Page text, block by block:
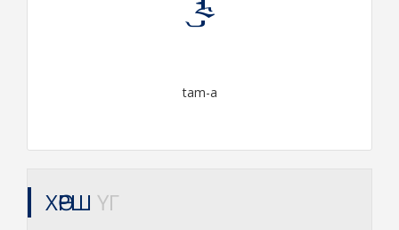
ᠲᠠᠮ᠎ᠠ
tam-a
ХӨРШ ҮГ